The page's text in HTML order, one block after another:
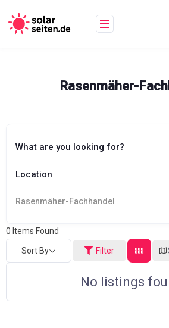
content
Rasenmäher-
What are you looking for?
Location
Rasenmäher-Fachhandel
0 Items Found
Sort By Filter
No listings